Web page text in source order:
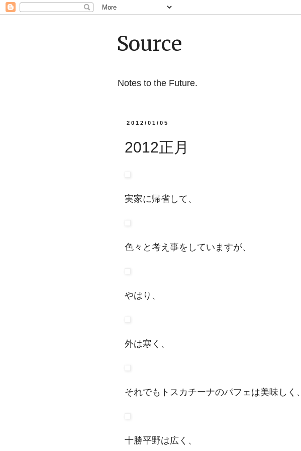
Source
Notes to the Future.
2012/01/05
2012正月
実家に帰省して、
色々と考え事をしていますが、
やはり、
外は寒く、
それでもトスカチーナのパフェは美味しく、
十勝平野は広く、